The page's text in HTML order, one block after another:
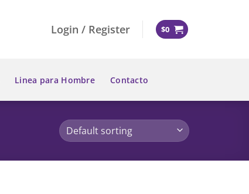
Login / Register $0
Linea para Hombre Contacto